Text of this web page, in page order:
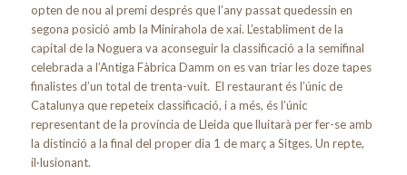
opten de nou al premi després que l’any passat quedessin en
segona posició amb la Minirahola de xai. L’establiment de la
capital de la Noguera va aconseguir la classificació a la semifinal
celebrada a l’Antiga Fàbrica Damm on es van triar les doze tapes
finalistes d’un total de trenta-vuit. El restaurant és l’únic de
Catalunya que repeteix classificació, i a més, és l’únic
representant de la província de Lleida que lluitarà per fer-se amb
la distinció a la final del proper dia 1 de març a Sitges. Un repte,
il·lusionant.